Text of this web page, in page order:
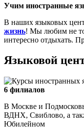
Учим иностранные
В наших языковых
жизнь! Мы любим не
интересно отдыхать.
Языковой
6 филиалов
В Москве и
ВДНХ, Свиблово, а
Юбилейном